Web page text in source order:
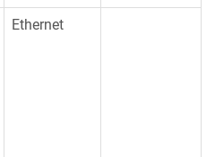
Ethernet